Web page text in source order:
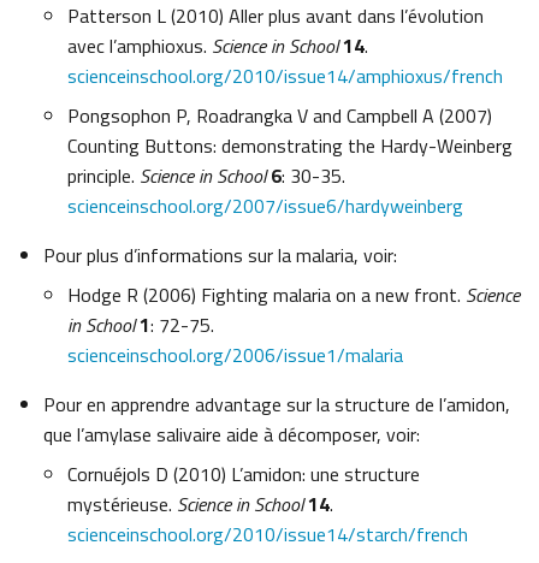
Patterson L (2010) Aller plus avant dans l’évolution
avec l’amphioxus. Science in School14.
scienceinschool.org/2010/issue14/amphioxus/french
Pongsophon P, Roadrangka V and Campbell A (2007)
Counting Buttons: demonstrating the Hardy-Weinberg
principle. Science in School 6: 30-35.
scienceinschool.org/2007/issue6/hardyweinberg
Pour plus d’informations sur la malaria, voir:
Hodge R (2006) Fighting malaria on a new front. Science
in School1: 72-75.
scienceinschool.org/2006/issue1/malaria
Pour en apprendre advantage sur la structure de l’amidon,
que l’amylase salivaire aide à décomposer, voir:
Cornuéjols D (2010) L’amidon: une structure
mystérieuse. Science in School14.
scienceinschool.org/2010/issue14/starch/french